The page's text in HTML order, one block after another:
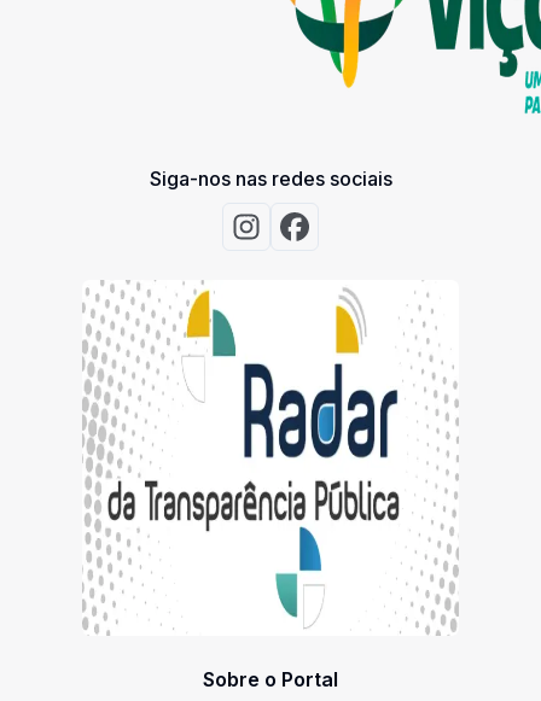
Siga-nos nas redes sociais
Acessar Instagram
Acessar Facebook
Sobre o Portal